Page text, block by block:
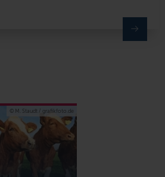
© M. Staudt / grafikfoto.de